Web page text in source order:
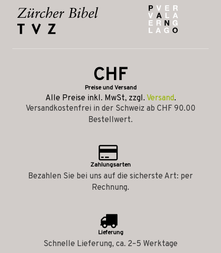
CHF
Preise und Versand
Alle Preise inkl. MwSt, zzgl. Versand.
Versandkostenfrei in der Schweiz ab CHF 90.00
Bestellwert.
Zahlungsarten
Bezahlen Sie bei uns auf die sicherste Art: per
Rechnung.
Lieferung
Schnelle Lieferung, ca. 2–5 Werktage